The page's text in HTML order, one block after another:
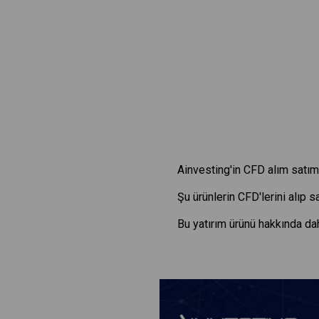
Ainvesting'in CFD alım
Şu ürünlerin CFD'lerini alıp
Bu yatırım ürünü hakkında